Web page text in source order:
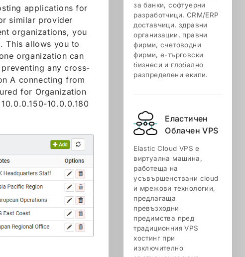
applications for
similar provider
organizations, you
This allows you to
organization can
any cross-
A connecting from
for Organization
10.0.0.180
за банки, софтуерни
разработчици, CRM/ERP
доставчици, здравни
организации, правни
фирми, счетоводни
фирми, е-търговски
бизнеси и глобално
разпределени екипи.
Еластичен
Облачен VPS
Elastic Cloud VPS е
виртуална машина,
работеща на
усъвършенствани cloud
и мрежови технологии,
предлагаща
превъзходни
предимства пред
традиционния VPS
хостинг при
изключително